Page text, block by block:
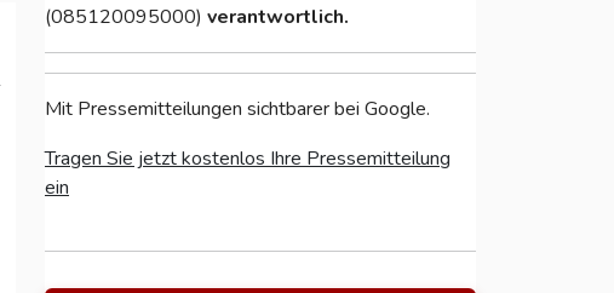
(085120095000) verantwortlich.
Mit Pressemitteilungen sichtbarer bei Google.
Tragen Sie jetzt kostenlos Ihre Pressemitteilung
ein